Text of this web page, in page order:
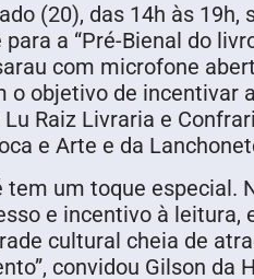
(20), das 14h às
a “Pré-Bienal do
com microfone
o objetivo de incentivar
Raiz Livraria e
e Arte e da
tem um toque
e incentivo à leitura,
cultural cheia de
convidou Gilson da